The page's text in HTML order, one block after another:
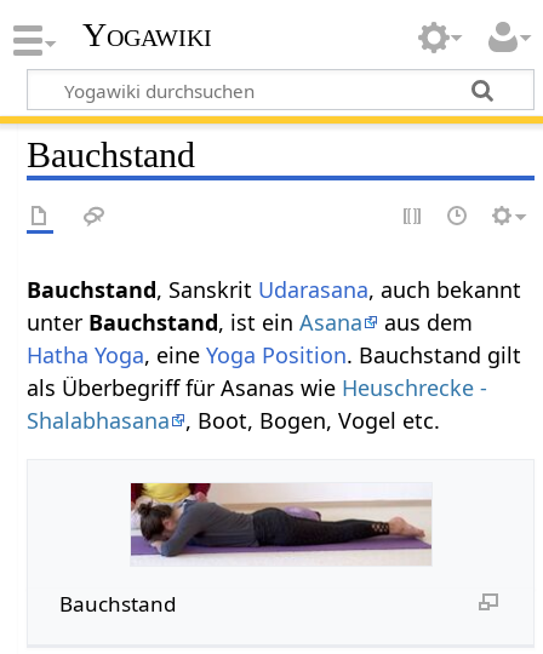
Yogawiki
Bauchstand
Bauchstand, Sanskrit Udarasana, auch bekannt
unter Bauchstand, ist einAsana
aus dem
Hatha Yoga, eineYoga Position. Bauchstand gilt
als Überbegriff für Asanas wie Heuschrecke -
Shalabhasana
, Boot, Bogen, Vogel etc.
Bauchstand